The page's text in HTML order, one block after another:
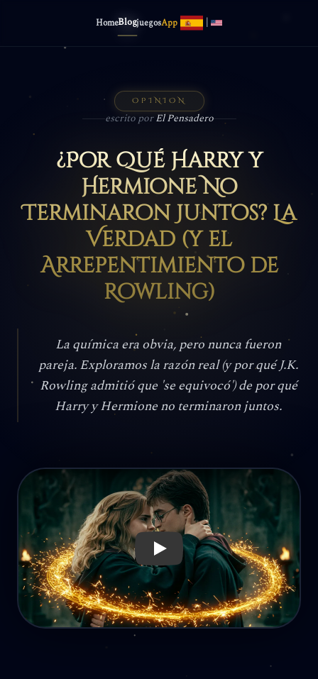
HomeBlogjuegosApp
OPINION
escrito porEl Pensadero
¿Por Qué Harry y
Hermione No
Terminaron Juntos? La
Verdad (y el
Arrepentimiento de
Rowling)
La química era obvia, pero nunca fueron
pareja. Exploramos la razón real (y por qué J.K.
Rowling admitió que 'se equivocó') de por qué
Harry y Hermione no terminaron juntos.
Reproducir: ¿Por Qué Harry y Hermione No Terminaron